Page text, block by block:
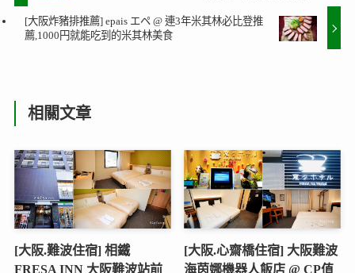
[大阪炸豬排推薦] epais エペ @ 連3年米其林必比登推
薦,1000円就能吃到的米其林美食
相關文章
[大阪.難波住宿] 相鐵
FRESA INN 大阪難波站前
[大阪.心齋橋住宿] 大阪難波
海茵娜機器人飯店 @ CP值